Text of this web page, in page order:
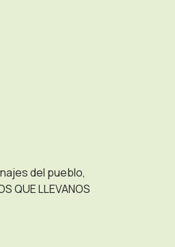
del pueblo,
QUE LLEVANOS